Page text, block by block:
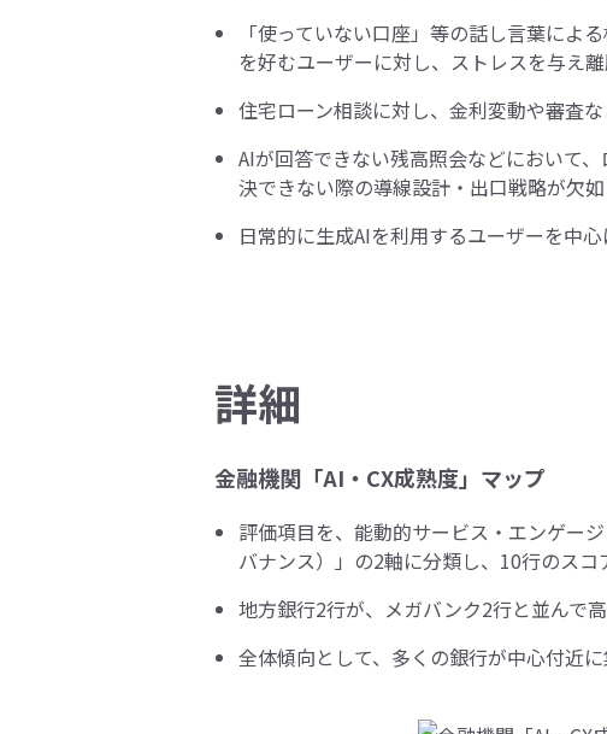
「使っていない口座」等の話し言葉によ
を好むユーザーに対し、ストレスを与え
住宅ローン相談に対し、金利変動や審査
AIが回答できない残高照会などにおいて
決できない際の導線設計・出口戦略が欠
日常的に生成AIを利用するユーザーを中
詳細
金融機関「AI・CX成熟度」マップ
評価項目を、能動的サービス・エンゲー
バナンス）」の2軸に分類し、10行のスコ
地方銀行2行が、メガバンク2行と並んで
全体傾向として、多くの銀行が中心付近